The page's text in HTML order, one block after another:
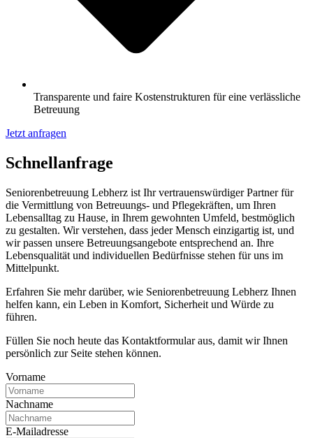
Transparente und faire Kostenstrukturen für eine verlässliche
Betreuung
Jetzt anfragen
Schnell­anfrage
Seniorenbetreuung Lebherz ist Ihr vertrauenswürdiger Partner für
die Vermittlung von Betreuungs- und Pflegekräften, um Ihren
Lebensalltag zu Hause, in Ihrem gewohnten Umfeld, bestmöglich
zu gestalten. Wir verstehen, dass jeder Mensch einzigartig ist, und
wir passen unsere Betreuungsangebote entsprechend an. Ihre
Lebensqualität und individuellen Bedürfnisse stehen für uns im
Mittelpunkt.
Erfahren Sie mehr darüber, wie Seniorenbetreuung Lebherz Ihnen
helfen kann, ein Leben in Komfort, Sicherheit und Würde zu
führen.
Füllen Sie noch heute das Kontaktformular aus, damit wir Ihnen
persönlich zur Seite stehen können.
Vorname
Nachname
E-Mailadresse